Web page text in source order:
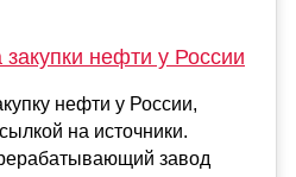
нефти у России
нефти у России,
на источники.
завод